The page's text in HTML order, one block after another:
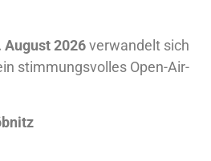
August 2026verwandelt sich
stimmungsvolles Open-Air-